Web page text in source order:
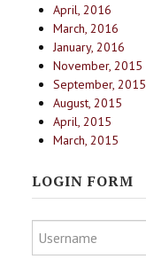
April, 2016
March, 2016
January, 2016
November, 2015
September, 2015
August, 2015
April, 2015
March, 2015
LOGIN FORM
Username